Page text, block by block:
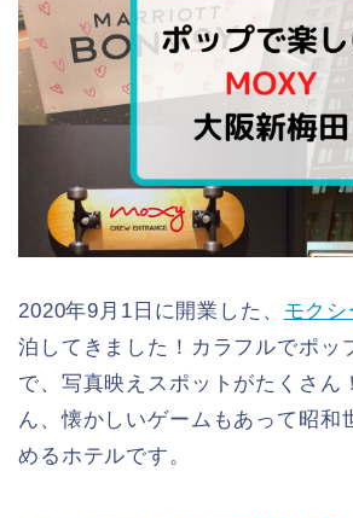
2020年9月1日に開業した、 モクシ
泊してきました！カラフルでポッ
で、写真映えスポットがたくさん
ん、懐かしいゲームもあって昭和
めるホテルです。